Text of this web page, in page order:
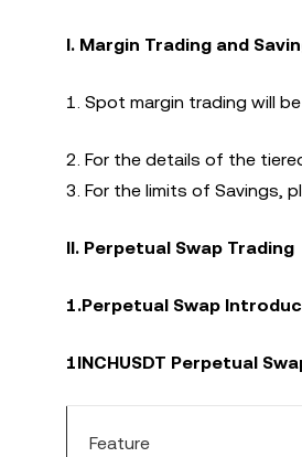
I. Margin Trading and
1. Spot margin trading will
2. For the details of the
3. For the limits of Savings,
II. Perpetual Swap Trading
1.Perpetual Swap
1INCHUSDT Perpetual
Feature